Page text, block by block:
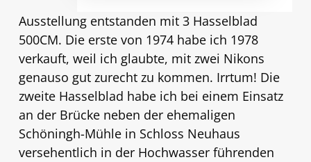
Ausstellung entstanden mit 3 Hasselblad
500CM. Die erste von 1974 habe ich 1978
verkauft, weil ich glaubte, mit zwei Nikons
genauso gut zurecht zu kommen. Irrtum! Die
zweite Hasselblad habe ich bei einem Einsatz
an der Brücke neben der ehemaligen
Schöningh-Mühle in Schloss Neuhaus
versehentlich in der Hochwasser führenden